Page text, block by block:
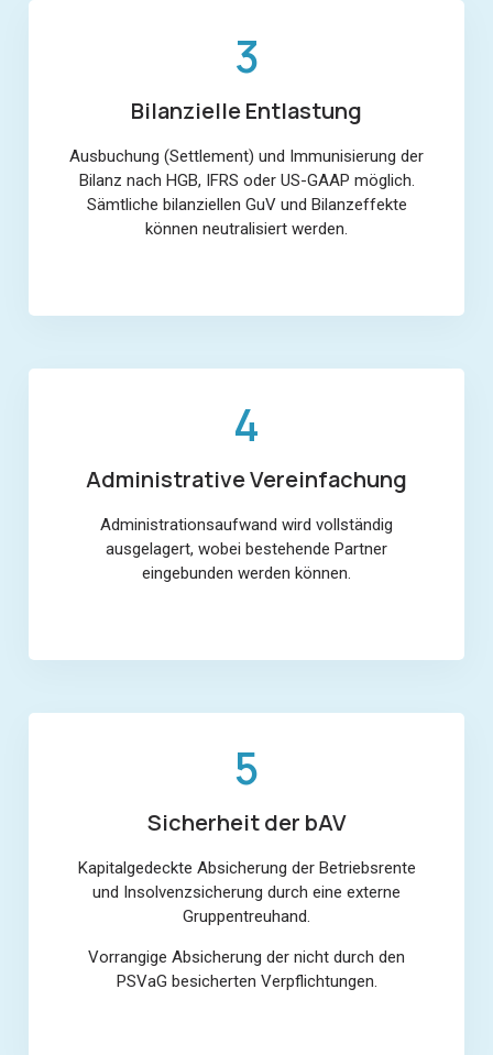
3
Bilanzielle Entlastung
Ausbuchung (Settlement) und Immunisierung der
Bilanz nach HGB, IFRS oder US-GAAP möglich.
Sämtliche bilanziellen GuV und Bilanzeffekte
können neutralisiert werden.
4
Administrative Vereinfachung
Administrationsaufwand wird vollständig
ausgelagert, wobei bestehende Partner
eingebunden werden können.
5
Sicherheit der bAV
Kapitalgedeckte Absicherung der Betriebsrente
und Insolvenzsicherung durch eine externe
Gruppentreuhand.
Vorrangige Absicherung der nicht durch den
PSVaG besicherten Verpflichtungen.